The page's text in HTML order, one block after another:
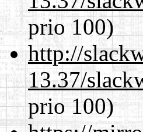
prio 100)
http://
13.37/
prio 100)